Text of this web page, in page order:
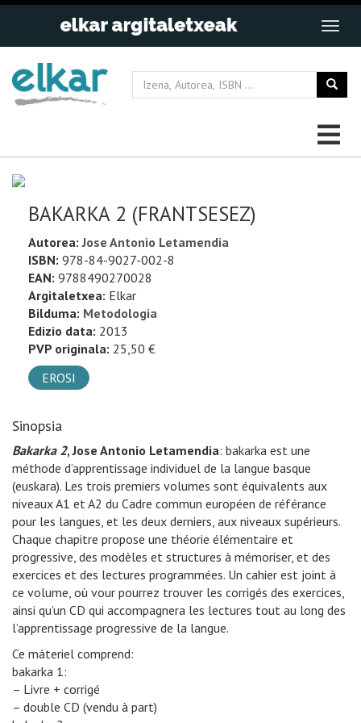
BAKARKA 2 (FRANTSESEZ)
Autorea:Jose Antonio Letamendia
ISBN: 978-84-9027-002-8
EAN: 9788490270028
Argitaletxea: Elkar
Bilduma: Metodologia
Edizio data: 2013
PVP originala: 25,50 €
EROSI
Sinopsia
Bakarka 2, Jose Antonio Letamendia: bakarka est une
méthode d’apprentissage individuel de la langue basque
(euskara). Les trois premiers volumes sont équivalents aux
niveaux A1 et A2 du Cadre commun européen de référance
pour les langues, et les deux derniers, aux niveaux supérieurs.
Chaque chapitre propose une théorie élémentaire et
progressive, des modèles et structures à mémoriser, et des
exercices et des lectures programmées. Un cahier est joint à
ce volume, où vour pourrez trouver les corrigés des exercices,
ainsi qu’un CD qui accompagnera les lectures tout au long des
l’apprentissage progressive de la langue.
Ce máteriel comprend:
bakarka 1:
– Livre + corrigé
– double CD (vendu à part)